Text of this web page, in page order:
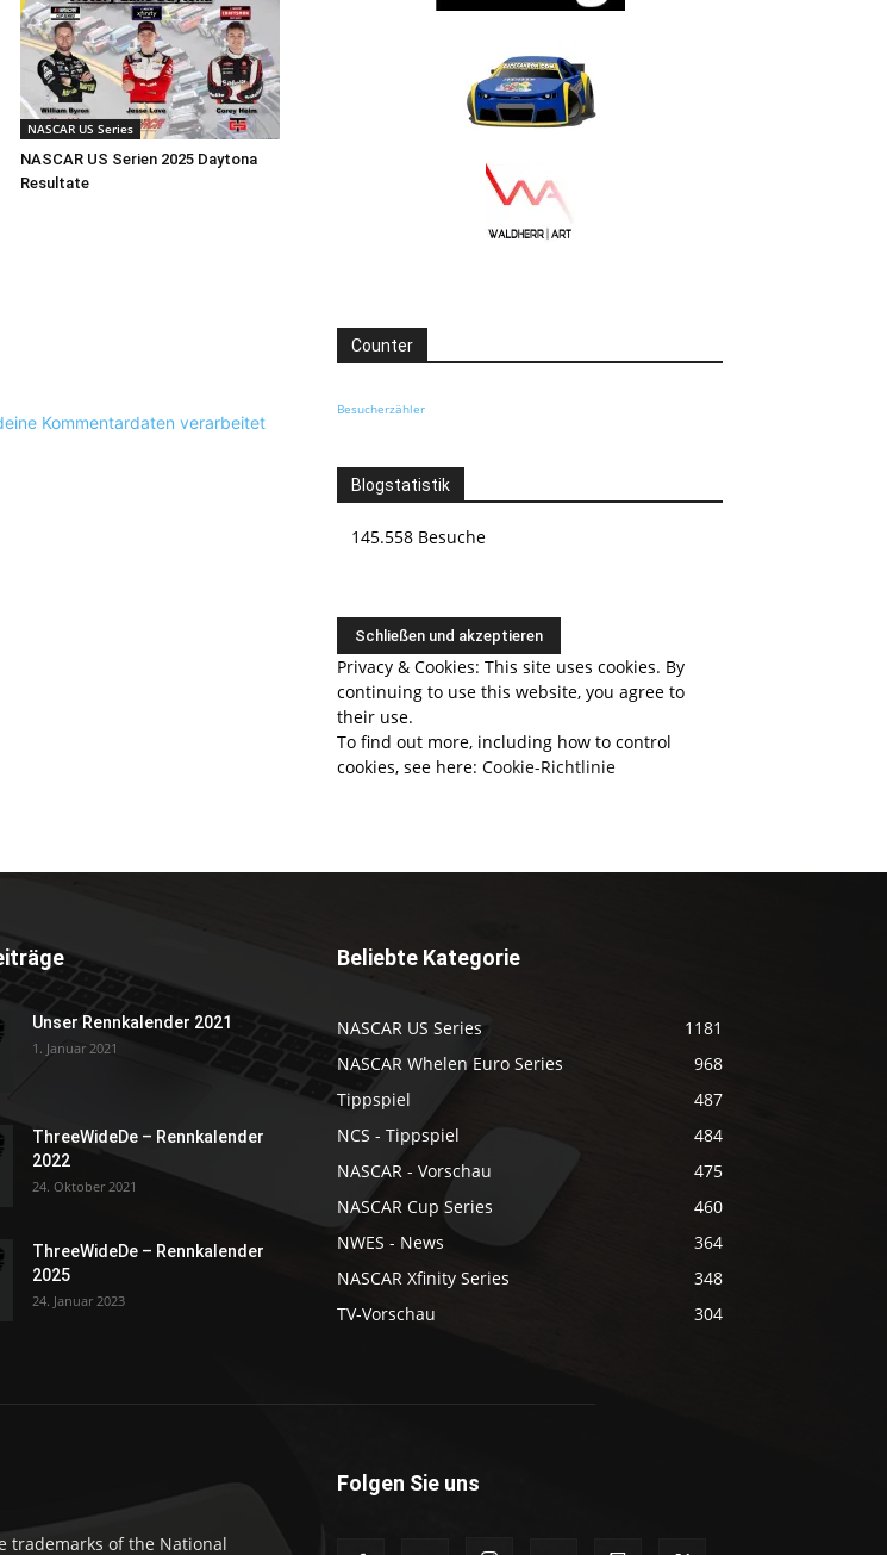
NASCAR US Series
NASCAR US Serien 2025 Daytona
Resultate
Kommentardaten verarbeitet
Counter
Besucherzähler
Blogstatistik
145.558 Besuche
Privacy & Cookies: This site uses cookies. By
continuing to use this website, you agree to
their use.
To find out more, including how to control
cookies, see here: Cookie-Richtlinie
Unser Rennkalender 2021
1. Januar 2021
ThreeWideDe – Rennkalender
2022
24. Oktober 2021
ThreeWideDe – Rennkalender
2025
24. Januar 2023
Beliebte Kategorie
NASCAR US Series
1181
NASCAR Whelen Euro Series
968
Tippspiel
487
NCS - Tippspiel
484
NASCAR - Vorschau
475
NASCAR Cup Series
460
NWES - News
364
NASCAR Xfinity Series
348
TV-Vorschau
304
trademarks of the National
Folgen Sie uns